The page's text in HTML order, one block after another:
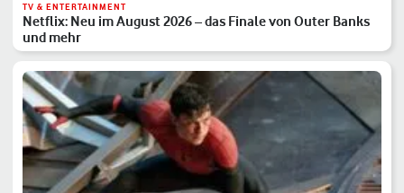
TV & ENTERTAINMENT
Netflix: Neu im August 2026 – das Finale von Outer Banks
und mehr